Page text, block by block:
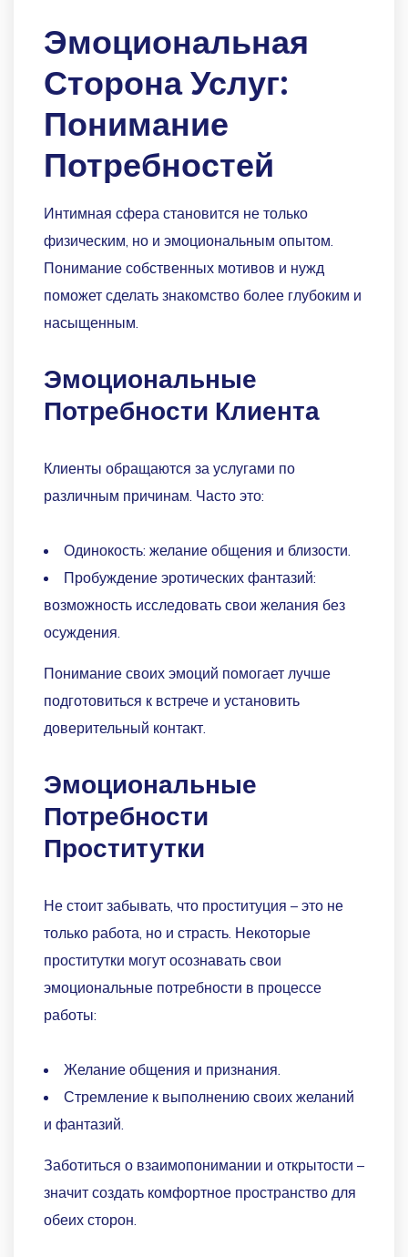
Эмоциональная
Сторона Услуг:
Понимание
Потребностей
Интимная сфера становится не только
физическим, но и эмоциональным опытом.
Понимание собственных мотивов и нужд
поможет сделать знакомство более глубоким и
насыщенным.
Эмоциональные
Потребности Клиента
Клиенты обращаются за услугами по
различным причинам. Часто это:
Одинокость: желание общения и близости.
Пробуждение эротических фантазий:
возможность исследовать свои желания без
осуждения.
Понимание своих эмоций помогает лучше
подготовиться к встрече и установить
доверительный контакт.
Эмоциональные
Потребности
Проститутки
Не стоит забывать, что проституция – это не
только работа, но и страсть. Некоторые
проститутки могут осознавать свои
эмоциональные потребности в процессе
работы:
Желание общения и признания.
Стремление к выполнению своих желаний
и фантазий.
Заботиться о взаимопонимании и открытости –
значит создать комфортное пространство для
обеих сторон.